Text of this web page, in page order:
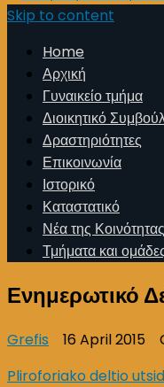
Skip to content
Home
Αρχική
Γυναικείο τμήμα
Διοικητικό
Δραστηριότητες
Επικοινωνία
Ιστορικό
Καταστατικό
Νέα της Κοινότητας
Τμήματα και
Ενημερωτικό
Grefis 16 April 2015
Pliroforiako deltio